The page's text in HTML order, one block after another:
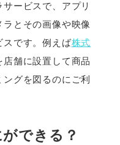
ービスで、アプリ
とその画像や映像
スです。例えば株式
舗に設置して商品
グを図るのにご利
できる？